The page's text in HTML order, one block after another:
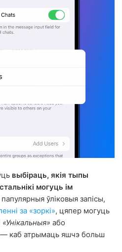
выбіраць, якія тыпы
могуць ім
ўліковыя запісы,
за «зоркі», цяпер могуць
«Унікальныя» або
— каб атрымаць яшчэ больш